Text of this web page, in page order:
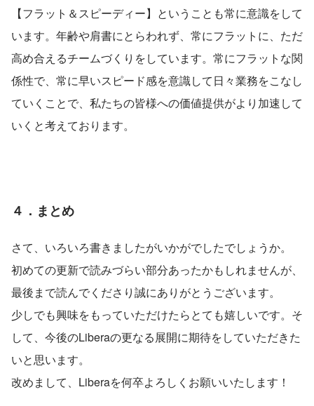
【フラット＆スピーディー】ということも常に意識をして
います。年齢や肩書にとらわれず、常にフラットに、ただ
高め合えるチームづくりをしています。常にフラットな関
係性で、常に早いスピード感を意識して日々業務をこなし
ていくことで、私たちの皆様への価値提供がより加速して
いくと考えております。
４．まとめ
さて、いろいろ書きましたがいかがでしたでしょうか。
初めての更新で読みづらい部分あったかもしれませんが、
最後まで読んでくださり誠にありがとうございます。
少しでも興味をもっていただけたらとても嬉しいです。そ
して、今後のLiberaの更なる展開に期待をしていただきた
いと思います。
改めまして、Liberaを何卒よろしくお願いいたします！